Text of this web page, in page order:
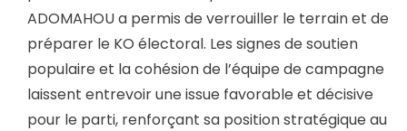
ADOMAHOU a permis de verrouiller le terrain et de
préparer le KO électoral. Les signes de soutien
populaire et la cohésion de l’équipe de campagne
laissent entrevoir une issue favorable et décisive
pour le parti, renforçant sa position stratégique au